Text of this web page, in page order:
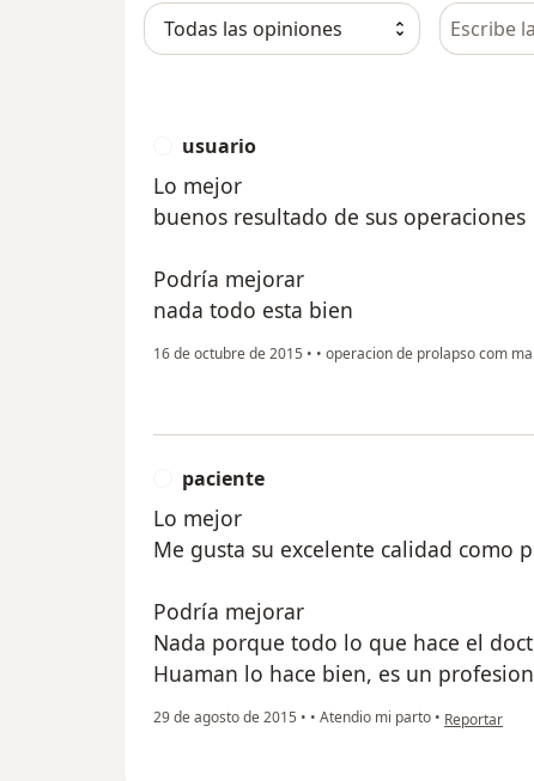
Busca en
usuario
Lo mejor
buenos resultado de sus operaciones
Podría mejorar
nada todo esta bien
16 de octubre de 2015 • • operacion de prolapso com
paciente
Lo mejor
Me gusta su excelente calidad como
Podría mejorar
Nada porque todo lo que hace el
Huaman lo hace bien, es un
29 de agosto de 2015 • • Atendio mi parto • en opinión
Reportar